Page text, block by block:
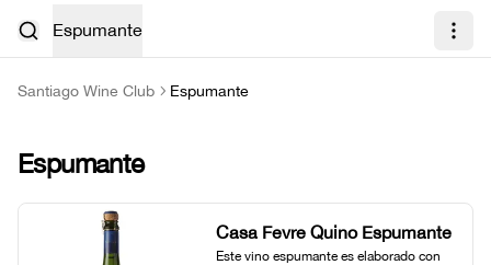
Espumante
Santiago Wine Club Espumante
Espumante
Casa Fevre Quino Espumante
Este vino espumante es elaborado con